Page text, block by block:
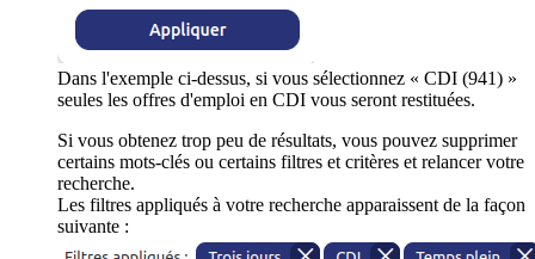
Dans l'exemple ci-dessus, si vous sélectionnez « CDI (941) »
seules les offres d'emploi en CDI vous seront restituées.
Si vous obtenez trop peu de résultats, vous pouvez supprimer
certains mots-clés ou certains filtres et critères et relancer votre
recherche.
Les filtres appliqués à votre recherche apparaissent de la façon
suivante :